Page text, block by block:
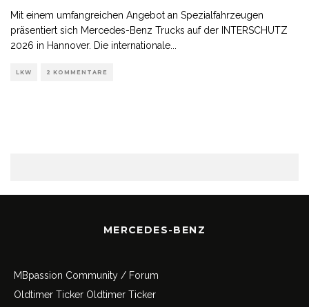
Mit einem umfangreichen Angebot an Spezialfahrzeugen
präsentiert sich Mercedes-Benz Trucks auf der INTERSCHUTZ
2026 in Hannover. Die internationale
LKW 2 KOMMENTARE
MERCEDES-BENZ
MBpassion Community / Forum
Oldtimer Ticker Oldtimer Ticker